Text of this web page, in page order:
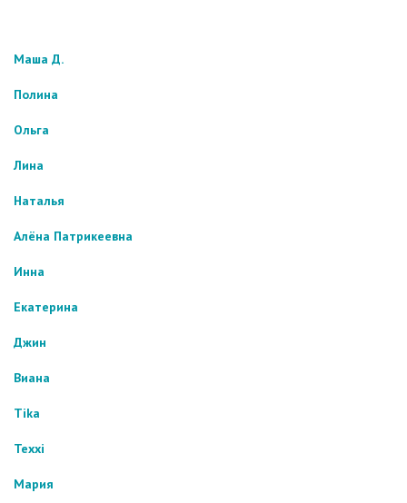
Маша Д.
Полина
Ольга
Лина
Наталья
Алёна Патрикеевна
Инна
Екатерина
Джин
Виана
Tika
Texxi
Мария